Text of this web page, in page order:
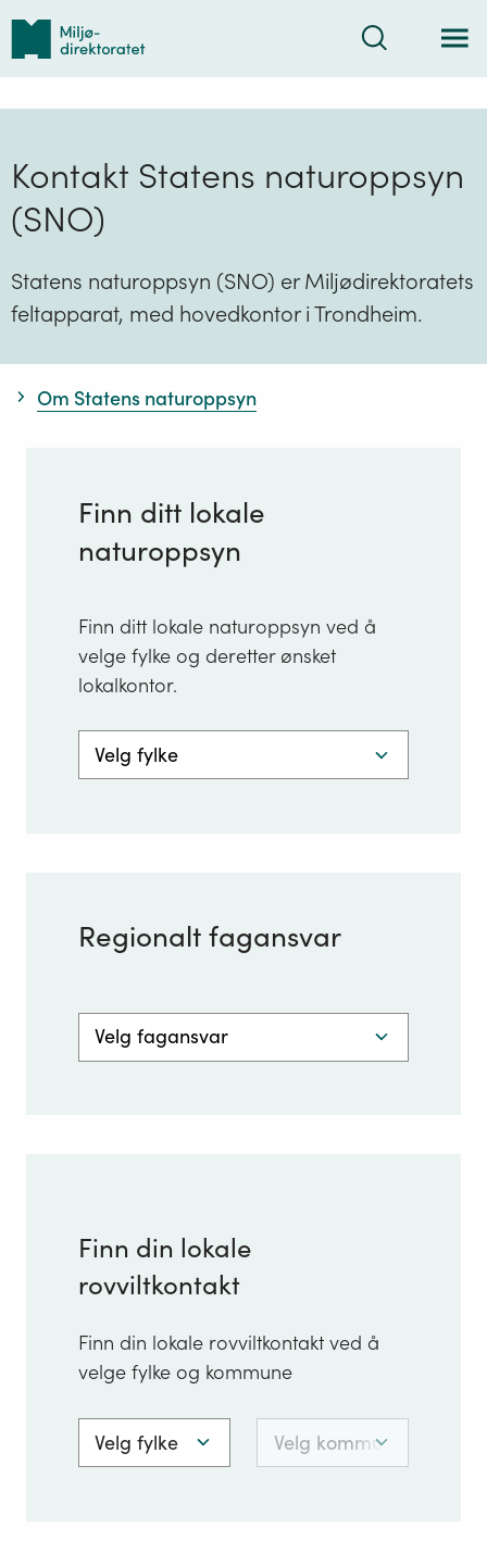
Tilbake
forsiden
Søk
Kontakt Statens naturoppsyn
(SNO)
Statens naturoppsyn (SNO) er Miljødirektoratets
feltapparat, med hovedkontor i Trondheim.
Om Statens naturoppsyn
Finn ditt lokale
naturoppsyn
Finn ditt lokale naturoppsyn ved å
velge fylke og deretter ønsket
lokalkontor.
fylke
Regionalt fagansvar
fagansvar
Finn din lokale
rovviltkontakt
Finn din lokale rovviltkontakt ved å
velge fylke og kommune
fylke kommune